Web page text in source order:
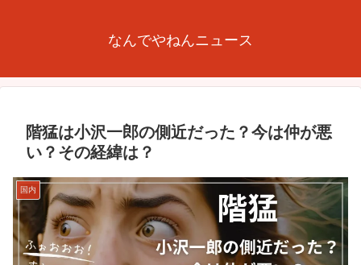
なんでやねんニュース
階猛は小沢一郎の側近だった？今は仲が悪
い？その経緯は？
国内